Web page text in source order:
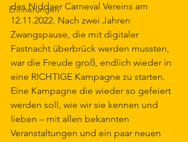
Erinnerungen
des Niddaer Carneval Vereins am
12.11.2022. Nach zwei Jahren
Zwangspause, die mit digitaler
Fastnacht überbrück werden mussten,
war die Freude groß, endlich wieder in
eine RICHTIGE Kampagne zu starten.
Eine Kampagne die wieder so gefeiert
werden soll, wie wir sie kennen und
lieben – mit allen bekannten
Veranstaltungen und ein paar neuen